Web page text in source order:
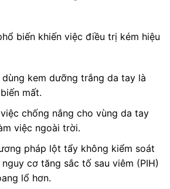
biến khiến việc điều trị kém hiệu
kem dưỡng trắng da tay là
mất.
chống nắng cho vùng da tay
việc ngoài trời.
pháp lột tẩy không kiểm soát
cơ tăng sắc tố sau viêm (PIH)
lổ hơn.